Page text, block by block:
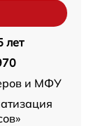
лет
и МФУ